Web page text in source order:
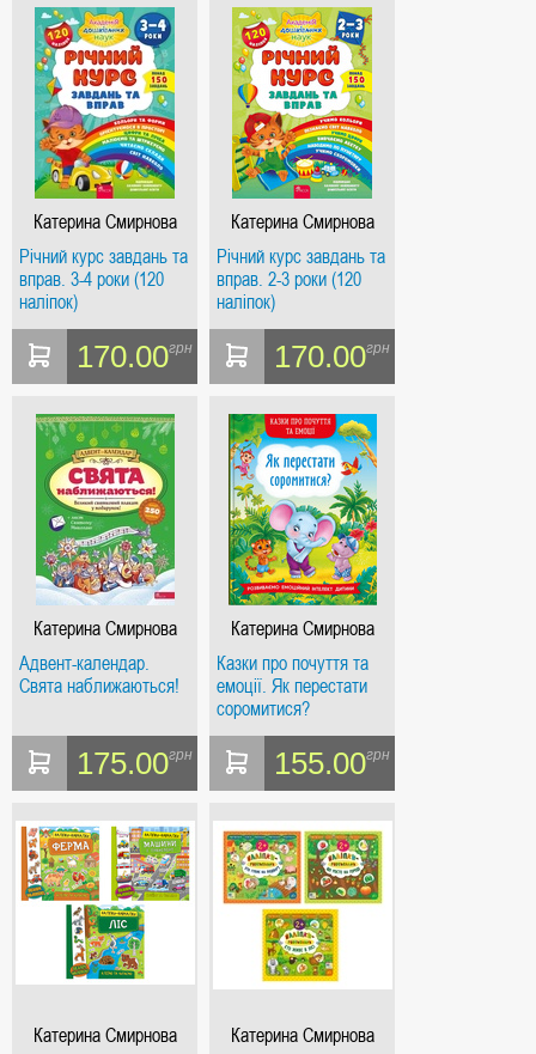
Катерина Смирнова
Річний курс завдань та
вправ. 3-4 роки (120
наліпок)
170.00грн
Катерина Смирнова
Річний курс завдань та
вправ. 2-3 роки (120
наліпок)
170.00грн
Катерина Смирнова
Адвент-календар.
Свята наближаються!
175.00грн
Катерина Смирнова
Казки про почуття та
емоції. Як перестати
соромитися?
155.00грн
Катерина Смирнова
Катерина Смирнова